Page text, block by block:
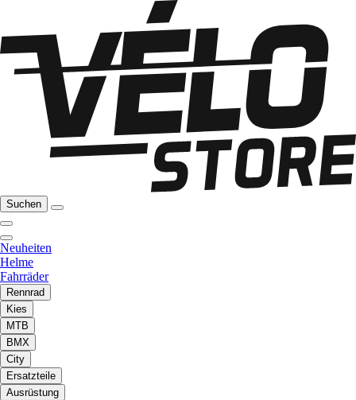
Suchen
Neuheiten
Helme
Fahrräder
Rennrad
Kies
MTB
BMX
City
Ersatzteile
Ausrüstung